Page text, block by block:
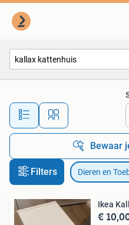
Alle
Bewaar
Filters Dieren en
Ikea
€